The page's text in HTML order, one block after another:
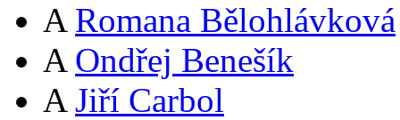
A Romana Bělohlávková
A Ondřej Benešík
A Jiří Carbol